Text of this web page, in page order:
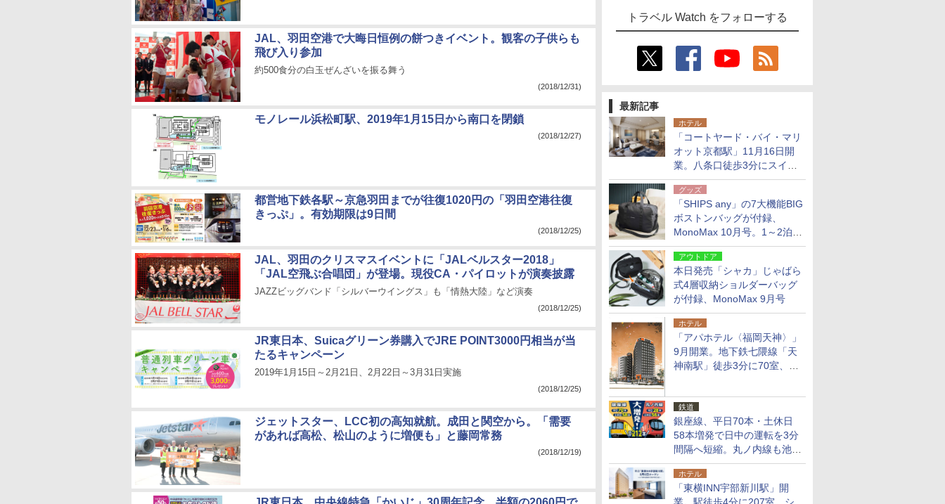
トラベル Watch をフォローする
最新記事
ホテル
「コートヤード・バイ・マリ
オット京都駅」11月16日開
業。八条口徒歩3分にスイー
ト含む全270室、ダイニング
も併設
グッズ
「SHIPS any」の7大機能BIG
ボストンバッグが付録、
MonoMax 10月号。1～2泊の
荷物、キャリーオンも可能
アウトドア
本日発売「シャカ」じゃばら
式4層収納ショルダーバッグ
が付録、MonoMax 9月号
ホテル
「アパホテル〈福岡天神〉」
9月開業。地下鉄七隈線「天
神南駅」徒歩3分に70室、エ
鉄道
銀座線、平日70本・土休日
58本増発で日中の運転を3分
間隔へ短縮。丸ノ内線も池袋
～中野坂上を4分間隔に
ホテル
「東横INN宇部新川駅」開
JAL、羽田空港で大晦日恒例の餅つきイベント。観客の子供らも
飛び入り参加
約500食分の白玉ぜんざいを振る舞う
(2018/12/31)
モノレール浜松町駅、2019年1月15日から南口を閉鎖
(2018/12/27)
都営地下鉄各駅～京急羽田までが往復1020円の「羽田空港往復
きっぷ」。有効期限は9日間
(2018/12/25)
JAL、羽田のクリスマスイベントに「JALベルスター2018」
「JAL空飛ぶ合唱団」が登場。現役CA・パイロットが演奏披露
JAZZビッグバンド「シルバーウイングス」も「情熱大陸」など演奏
(2018/12/25)
JR東日本、Suicaグリーン券購入でJRE POINT3000円相当が当
たるキャンペーン
2019年1月15日～2月21日、2月22日～3月31日実施
(2018/12/25)
ジェットスター、LCC初の高知就航。成田と関空から。「需要
があれば高松、松山のように増便も」と藤岡常務
(2018/12/19)